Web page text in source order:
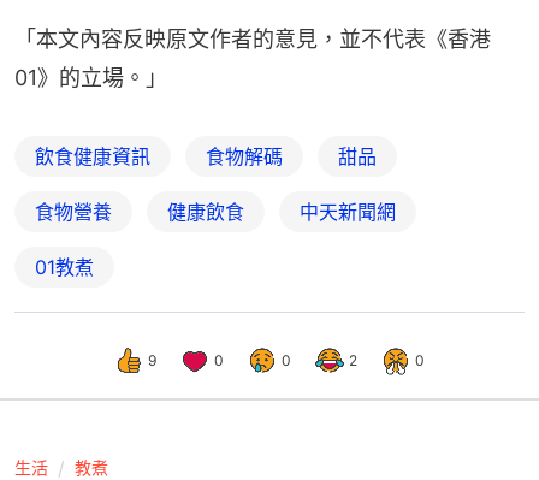
「本文內容反映原文作者的意見，並不代表《香港
01》的立場。」
飲食健康資訊 食物解碼 甜品
食物營養 健康飲食 中天新聞網
01教煮
9 0 0 2 0
生活 教煮